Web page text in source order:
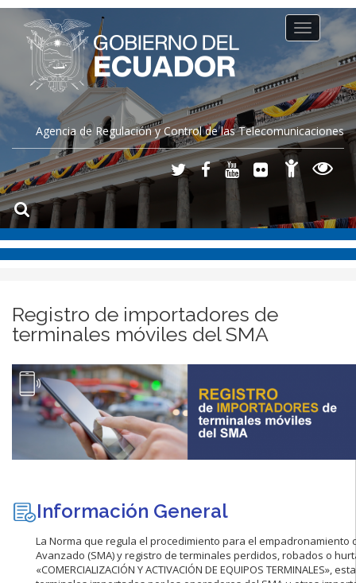
Agencia de Regulación y Control de las Telecomunicaciones
Toggle
navigation
Registro de importadores de
terminales móviles del SMA
Información General
La Norma que regula el procedimiento para el
Avanzado (SMA) y registro de terminales perdidos, robados o
«COMERCIALIZACIÓN Y ACTIVACIÓN DE EQUIPOS